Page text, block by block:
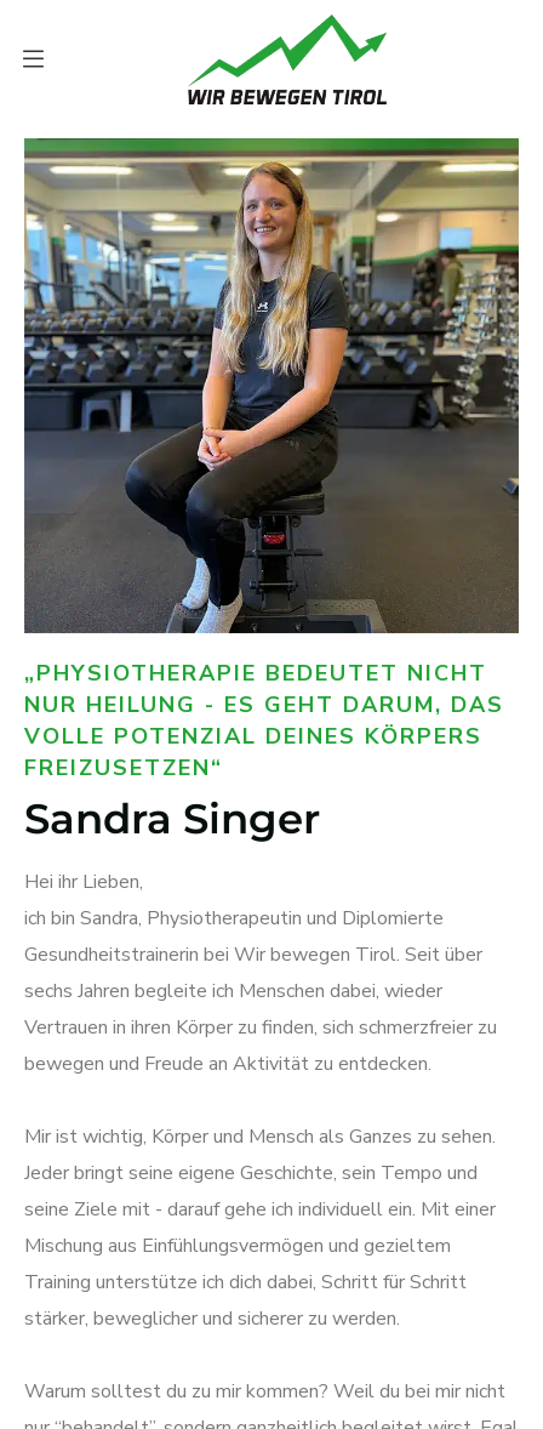
„PHYSIOTHERAPIE BEDEUTET NICHT
NUR HEILUNG - ES GEHT DARUM, DAS
VOLLE POTENZIAL DEINES KÖRPERS
FREIZUSETZEN“
Sandra Singer
Hei ihr Lieben,
ich bin Sandra, Physiotherapeutin und Diplomierte
Gesundheitstrainerin bei Wir bewegen Tirol. Seit über
sechs Jahren begleite ich Menschen dabei, wieder
Vertrauen in ihren Körper zu finden, sich schmerzfreier zu
bewegen und Freude an Aktivität zu entdecken.
Mir ist wichtig, Körper und Mensch als Ganzes zu sehen.
Jeder bringt seine eigene Geschichte, sein Tempo und
seine Ziele mit - darauf gehe ich individuell ein. Mit einer
Mischung aus Einfühlungsvermögen und gezieltem
Training unterstütze ich dich dabei, Schritt für Schritt
stärker, beweglicher und sicherer zu werden.
Warum solltest du zu mir kommen? Weil du bei mir nicht